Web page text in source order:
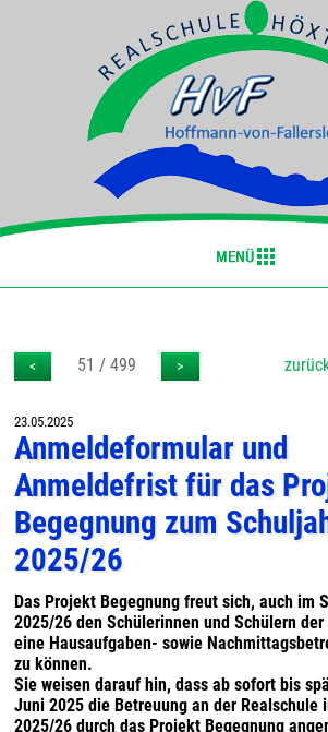
< 51 / 499 >
23.05.2025
Anmeldeformular und
Anmeldefrist für das
Begegnung zum
2025/26
Das Projekt Begegnung freut sich, auch im
2025/26 den Schülerinnen und Schülern
eine Hausaufgaben- sowie
zu können.
Sie weisen darauf hin, dass ab sofort bis
Juni 2025 die Betreuung an der Realschule
2025/26 durch das Projekt Begegnung